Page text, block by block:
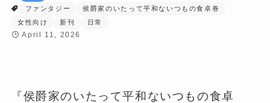
ファンタジー
侯爵家のいたって平和ないつもの食卓巻
女性向け
新刊 日常
April 11, 2026
『侯爵家のいたって平和ないつもの食卓